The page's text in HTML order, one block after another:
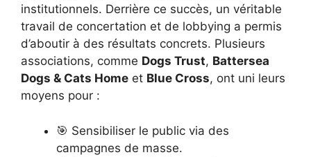
institutionnels. Derrière ce succès, un véritable
travail de concertation et de lobbying a permis
d’aboutir à des résultats concrets. Plusieurs
associations, comme Dogs Trust, Battersea
Dogs & Cats Home et Blue Cross, ont uni leurs
moyens pour :
🎯 Sensibiliser le public via des
campagnes de masse.